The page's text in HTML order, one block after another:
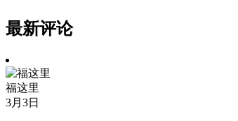
最新评论
福这里
3月3日